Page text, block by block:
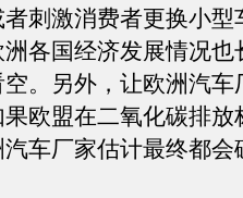
刺激消费者更换小型
各国经济发展情况也
。另外，让欧洲汽车
欧盟在二氧化碳排放
车厂家估计最终都会